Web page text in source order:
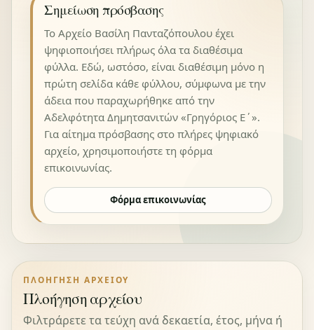
Σημείωση πρόσβασης
Το Αρχείο Βασίλη Πανταζόπουλου έχει
ψηφιοποιήσει πλήρως όλα τα διαθέσιμα
φύλλα. Εδώ, ωστόσο, είναι διαθέσιμη μόνο η
πρώτη σελίδα κάθε φύλλου, σύμφωνα με την
άδεια που παραχωρήθηκε από την
Αδελφότητα Δημητσανιτών «Γρηγόριος Ε΄».
Για αίτημα πρόσβασης στο πλήρες ψηφιακό
αρχείο, χρησιμοποιήστε τη φόρμα
επικοινωνίας.
Φόρμα επικοινωνίας
ΠΛΟΉΓΗΣΗ ΑΡΧΕΊΟΥ
Πλοήγηση αρχείου
Φιλτράρετε τα τεύχη ανά δεκαετία, έτος, μήνα ή